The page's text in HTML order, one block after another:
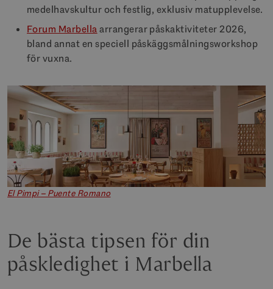
medelhavskultur och festlig, exklusiv matupplevelse.
Forum Marbellaarrangerar påskaktiviteter 2026,
bland annat en speciell påskäggsmålningsworkshop
för vuxna.
El Pimpi – Puente Romano
De bästa tipsen för din
påskledighet i Marbella